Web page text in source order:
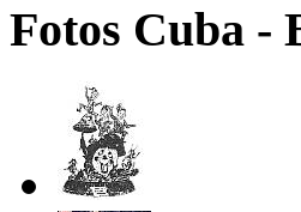
Fotos Cuba -